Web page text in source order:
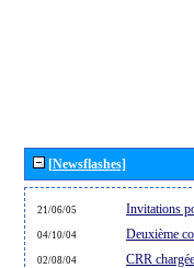
[Newsflashes]
21/06/05 Invitations
04/10/04 Deuxième
02/08/04 CRR